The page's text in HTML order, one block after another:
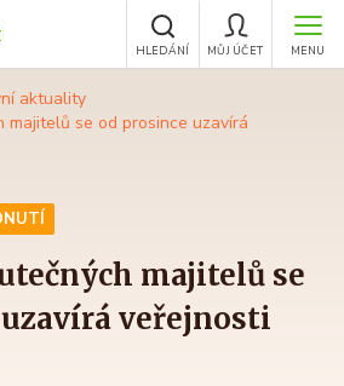
MENU
MŮJ ÚČET
HLEDÁNÍ
aktuality
majitelů se od prosince uzavírá
majitelů se
veřejnosti